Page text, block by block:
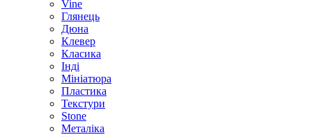
Vine
Глянець
Дюна
Клевер
Класика
Інді
Мініатюра
Пластика
Текстури
Stone
Металіка